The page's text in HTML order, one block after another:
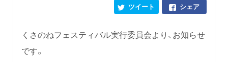
シェア
ツイート
くさのねフェスティバル実行委員会より、お知らせ
です。